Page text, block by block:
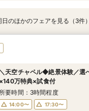
ドレス1着プレゼント】地上
憧れ花嫁体験
9:00〜
13:30〜
17:30〜
料理重視*必見】料理ランク
×天空チャペル
9:00〜
13:30〜
17:30〜
2名～少人数婚】大阪駅直結*
洗練W
9:00〜
13:30〜
17:30〜
日のほかのフェアを見る（3件）
＼天空チャペル◆絶景体験／選
×140万特典×試食付
所要時間：3時間程度
14:00〜 17:30〜